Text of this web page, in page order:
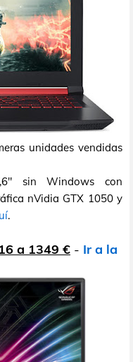
unidades vendidas
sin Windows con
nVidia GTX 1050 y
.
a 1349 € - Ir a la